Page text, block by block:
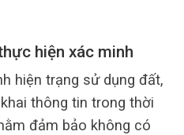
hiện xác minh
hiện trạng sử dụng đất,
thông tin trong thời
đảm bảo không có